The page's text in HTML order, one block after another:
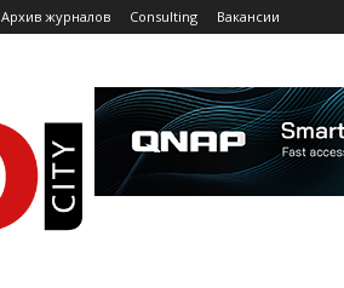
Архив журналов Consulting Вакансии